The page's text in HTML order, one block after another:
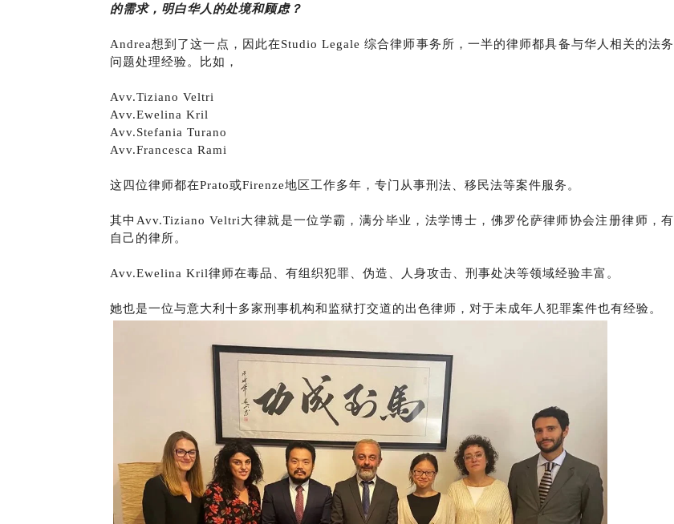
的需求，明白华人的处境和顾虑？
Andrea想到了这一点，因此在Studio Legale 综合律师事务所，一半的律师都具备与华人相关的法务
问题处理经验。比如，
Avv.Tiziano Veltri
Avv.Ewelina Kril
Avv.Stefania Turano
Avv.Francesca Rami
这四位律师都在Prato或Firenze地区工作多年，专门从事刑法、移民法等案件服务。
其中Avv.Tiziano Veltri大律就是一位学霸，满分毕业，法学博士，佛罗伦萨律师协会注册律师，有
自己的律所。
Avv.Ewelina Kril律师在毒品、有组织犯罪、伪造、人身攻击、刑事处决等领域经验丰富。
她也是一位与意大利十多家刑事机构和监狱打交道的出色律师，对于未成年人犯罪案件也有经验。